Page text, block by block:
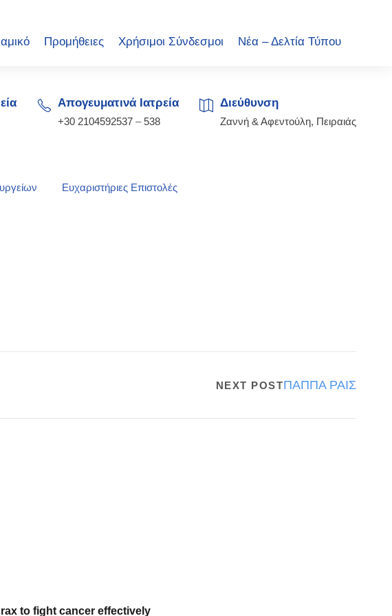
Προμήθειες Χρήσιμοι Σύνδεσμοι Νέα – Δελτία Τύπου
Απογευματινά Ιατρεία
+30 2104592537 –538
Διεύθυνση
Ζαννή & Αφεντούλη, Πειραιάς
Ευχαριστήριες Επιστολές
NEXT POSTΠΑΠΠΑ ΡΑΙΣ
to fight cancer effectively